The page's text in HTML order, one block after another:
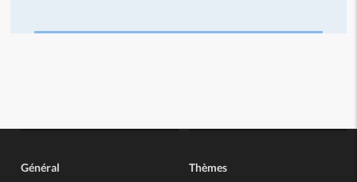
Général Thèmes